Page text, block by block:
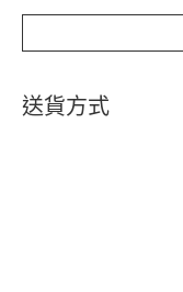
送貨方式
1. 送貨到府（受衛生署條例